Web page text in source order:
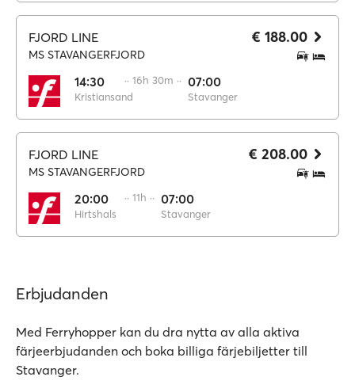
FJORD LINE
MS STAVANGERFJORD
14:30
Kristiansand
·· 16h 30m ·· 07:00
Stavanger
€ 188.00
FJORD LINE
MS STAVANGERFJORD
20:00
Hirtshals
·· 11h ·· 07:00
Stavanger
€ 208.00
Erbjudanden
Med Ferryhopper kan du dra nytta av alla aktiva
färjeerbjudanden och boka billiga färjebiljetter till
Stavanger.